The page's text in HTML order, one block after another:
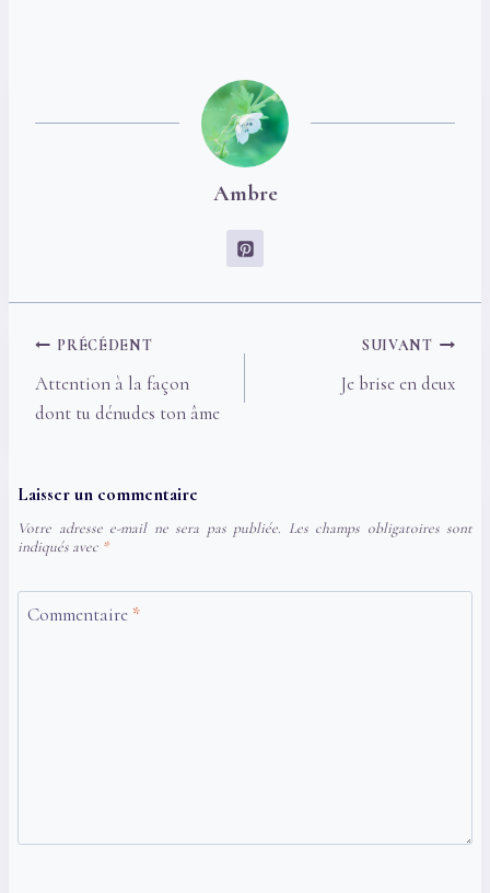
Ambre
Navigation
de
l’article
PRÉCÉDENT
Attention à la façon
dont tu dénudes ton âme
SUIVANT
Je brise en deux
Laisser un commentaire
Votre adresse e-mail ne sera pas publiée. Les champs obligatoires sont
indiqués avec *
Commentaire *